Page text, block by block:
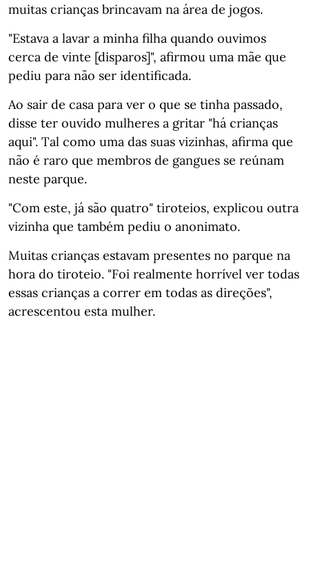
muitas crianças brincavam na área de jogos.
"Estava a lavar a minha filha quando ouvimos
cerca de vinte [disparos]", afirmou uma mãe que
pediu para não ser identificada.
Ao sair de casa para ver o que se tinha passado,
disse ter ouvido mulheres a gritar "há crianças
aqui". Tal como uma das suas vizinhas, afirma que
não é raro que membros de gangues se reúnam
neste parque.
"Com este, já são quatro" tiroteios, explicou outra
vizinha que também pediu o anonimato.
Muitas crianças estavam presentes no parque na
hora do tiroteio. "Foi realmente horrível ver todas
essas crianças a correr em todas as direções",
acrescentou esta mulher.